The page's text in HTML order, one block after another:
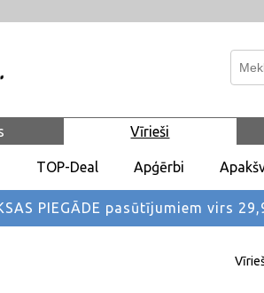
Vīrieši
TOP-Deal Apģērbi
PIEGĀDE pasūtījumiem virs